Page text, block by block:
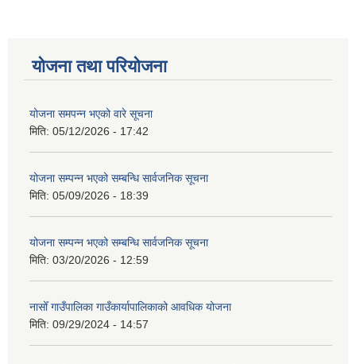
योजना तथा परियोजना
योजना समपन्न भएको वारे सूचना
मिति: 05/12/2026 - 17:42
योजना सम्पन्न भएको सम्बन्धि सार्वजनिक सूचना
मिति: 05/09/2026 - 18:39
योजना सम्पन्न भएको सम्बन्धि सार्वजनिक सूचना
मिति: 03/20/2026 - 12:59
नासोँ गाउँपालिका गाउँकार्यापालिकाको आवधिक योजना
मिति: 09/29/2024 - 14:57